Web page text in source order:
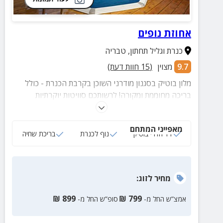
אחוזת נופים
כנרת וגליל תחתון, טבריה
9.7 מצוין (
15 חוות דעת)
מלון בוטיק בסגנון מודרני השוכן בקרבת הכנרת - כולל
בריכה מחוממת ומקורה! לרשותכם סוויטות יוקרתיות
ומאובזרות במלואן, בריכה, מתקני ספא והמקום צופה
מאפייני המתחם
11 חדרי בוטיק נוף לכנרת בריכת שחיה
מחירלזוג:
אמצ”ש החל מ- 799
₪ סופ”ש החל מ- 899
₪